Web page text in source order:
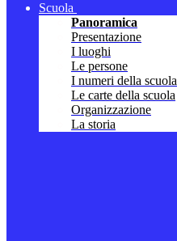
Scuola
Panoramica
Presentazione
I luoghi
Le persone
I numeri della scuola
Le carte della scuola
Organizzazione
La storia